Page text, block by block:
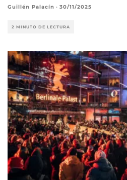
Guillén Palacín · 30/11/2025
2 MINUTO DE LECTURA